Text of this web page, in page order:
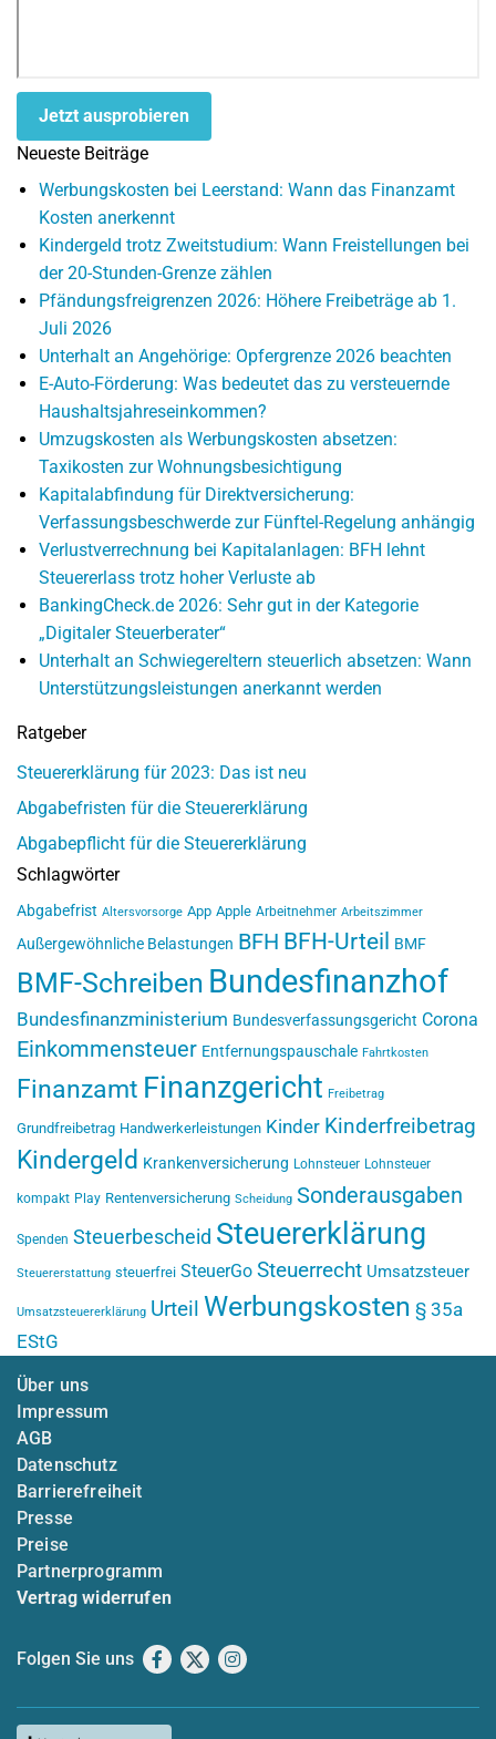
Jetzt ausprobieren
Neueste Beiträge
Werbungskosten bei Leerstand: Wann das Finanzamt
Kosten anerkennt
Kindergeld trotz Zweitstudium: Wann Freistellungen bei
der 20-Stunden-Grenze zählen
Pfändungsfreigrenzen 2026: Höhere Freibeträge ab 1.
Juli 2026
Unterhalt an Angehörige: Opfergrenze 2026 beachten
E-Auto-Förderung: Was bedeutet das zu versteuernde
Haushaltsjahreseinkommen?
Umzugskosten als Werbungskosten absetzen:
Taxikosten zur Wohnungsbesichtigung
Kapitalabfindung für Direktversicherung:
Verfassungsbeschwerde zur Fünftel-Regelung anhängig
Verlustverrechnung bei Kapitalanlagen: BFH lehnt
Steuererlass trotz hoher Verluste ab
BankingCheck.de 2026: Sehr gut in der Kategorie
„Digitaler Steuerberater“
Unterhalt an Schwiegereltern steuerlich absetzen: Wann
Unterstützungsleistungen anerkannt werden
Ratgeber
Steuererklärung für 2023: Das ist neu
Abgabefristen für die Steuererklärung
Abgabepflicht für die Steuererklärung
Schlagwörter
Abgabefrist Altersvorsorge App Apple Arbeitnehmer Arbeitszimmer
Außergewöhnliche Belastungen BFH BFH-Urteil BMF
BMF-Schreiben Bundesfinanzhof
Bundesfinanzministerium Bundesverfassungsgericht Corona
Einkommensteuer Entfernungspauschale Fahrtkosten
Finanzamt Finanzgericht Freibetrag
Grundfreibetrag Handwerkerleistungen Kinder Kinderfreibetrag
Kindergeld Krankenversicherung Lohnsteuer Lohnsteuer
kompakt Play Rentenversicherung Scheidung Sonderausgaben
Spenden Steuerbescheid Steuererklärung
Steuererstattung steuerfrei SteuerGo Steuerrecht Umsatzsteuer
Umsatzsteuererklärung Urteil Werbungskosten § 35a
EStG
Über uns
Impressum
AGB
Datenschutz
Barrierefreiheit
Presse
Preise
Partnerprogramm
Vertrag widerrufen
Folgen Sie uns Facebook
X Instagram